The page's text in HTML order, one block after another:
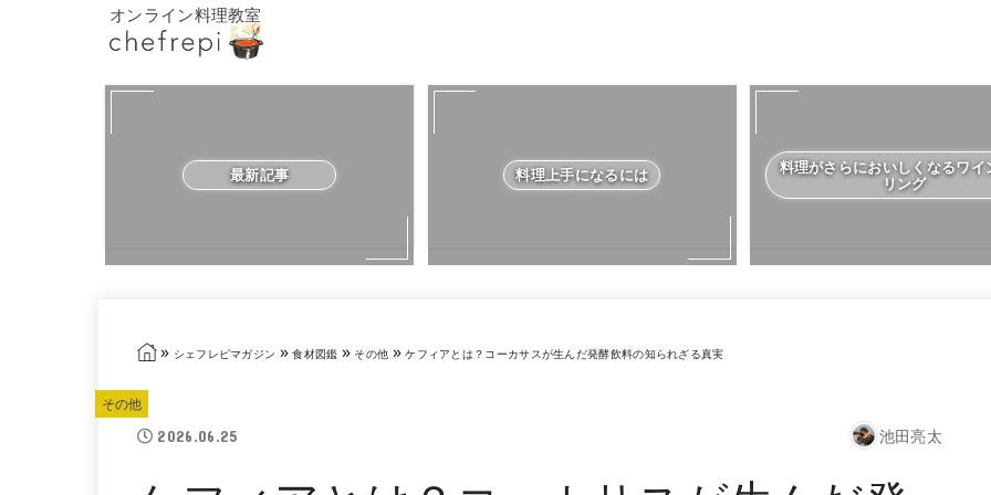
オンライン料理教室
最新記事 料理上手になるには
料理がさらにおいしくなるワイ
リング
» シェフレピマガジン » 食材図鑑 » その他 »ケフィアとは？コーカサスが生んだ発酵飲料の知られざる真実
その他
2026.06.25 池田亮太